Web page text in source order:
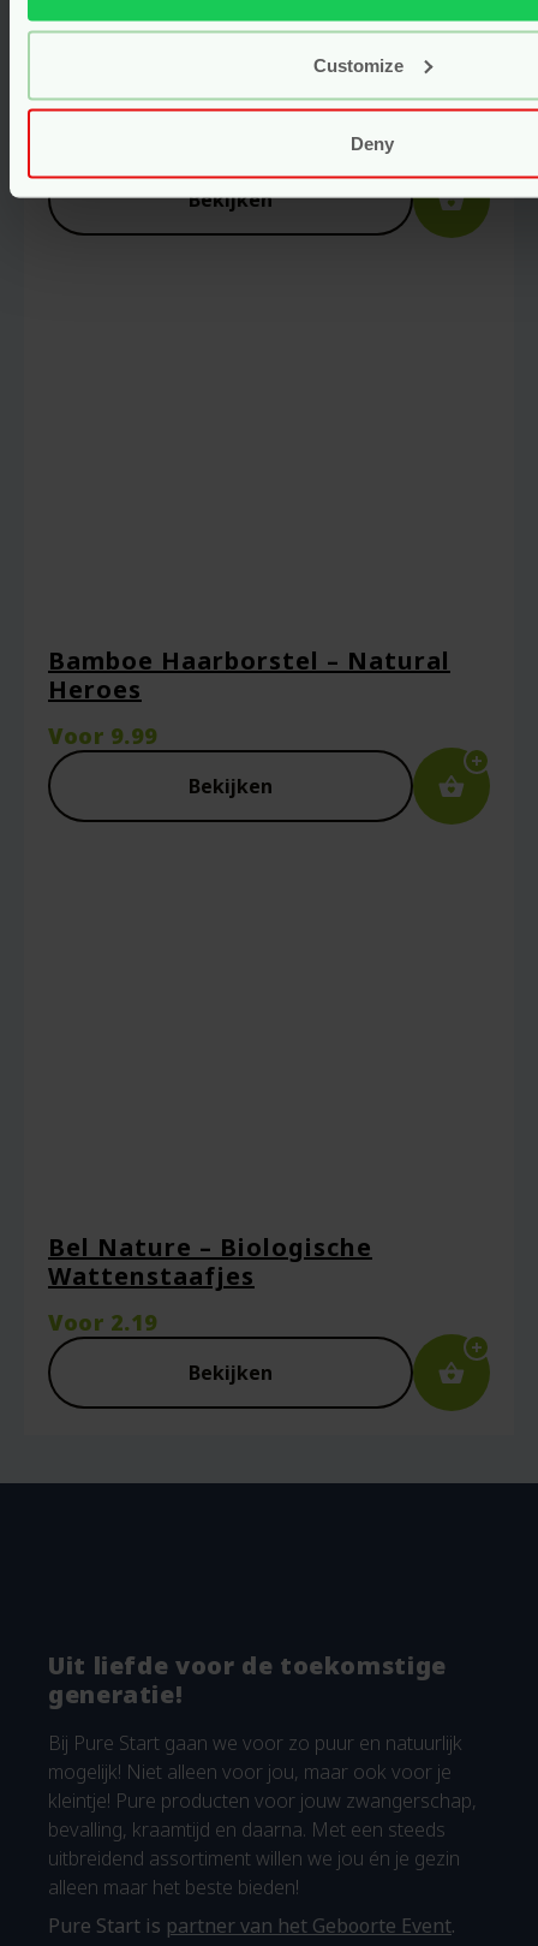
Customize
Deny
Glazen Potje Met Metalen Deksel
– 60 ml – Fair Squared
Bekijken
Bamboe Haarborstel – Natural
Heroes
Voor 9.99
Bekijken
Bel Nature – Biologische
Wattenstaafjes
Voor 2.19
Bekijken
Uit liefde voor de toekomstige
generatie!
Bij Pure Start gaan we voor zo puur en natuurlijk
mogelijk! Niet alleen voor jou, maar ook voor je
kleintje! Pure producten voor jouw zwangerschap,
bevalling, kraamtijd en daarna. Met een steeds
uitbreidend assortiment willen we jou én je gezin
alleen maar het beste bieden!
Pure Start is partner van het Geboorte Event.